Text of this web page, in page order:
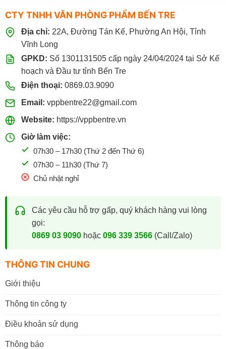
CTY TNHH VĂN PHÒNG PHẨM BẾN TRE
Địa chỉ: 22A, Đường Tán Kế, Phường An Hội, Tỉnh
Vĩnh Long
GPKD: Số 1301131505 cấp ngày 24/04/2024 tại Sở Kế
hoạch và Đầu tư tỉnh Bến Tre
Điện thoại: 0869.03.9090
Email: vppbentre22@gmail.com
Website: https://vppbentre.vn
Giờ làm việc:
07h30 – 17h30 (Thứ 2 đến Thứ 6)
07h30 – 11h30 (Thứ 7)
Chủ nhật nghỉ
Các yêu cầu hỗ trợ gấp, quý khách hàng vui lòng
gọi:
0869 03 9090hoặc 096 339 3566(Call/Zalo)
THÔNG TIN CHUNG
Giới thiệu
Thông tin công ty
Điều khoản sử dụng
Thông báo